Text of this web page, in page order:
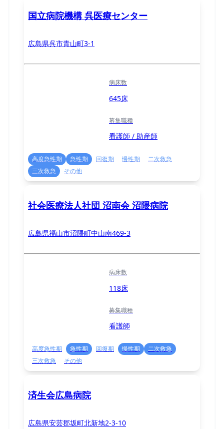
国立病院機構 呉医療センター
広島県呉市青山町3-1
病床数
645床
募集職種
看護師 / 助産師
高度急性期 急性期 回復期 慢性期
二次救急
三次救急
その他
社会医療法人社団 沼南会 沼隈病院
広島県福山市沼隈町中山南469-3
病床数
118床
募集職種
看護師
高度急性期 急性期 回復期 慢性期
二次救急
三次救急
その他
済生会広島病院
広島県安芸郡坂町北新地2-3-10